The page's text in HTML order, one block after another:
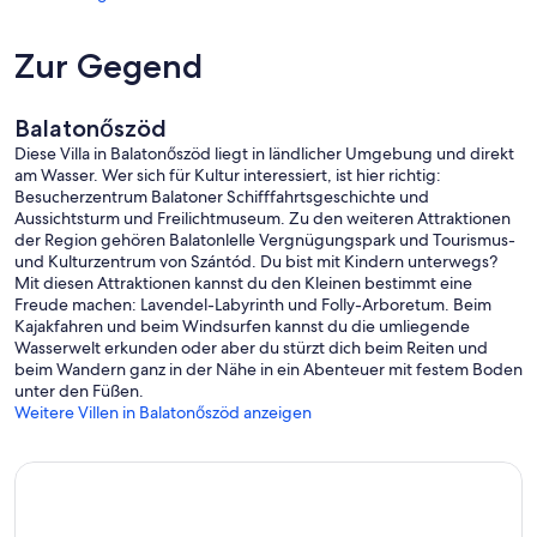
• 700 m2 privater Garten am See, mit Rasen bedeckt
• 20 Meter langer privater Anlegesteg, der auf einem 4x4m großen
Der Wasserstand ist 50 cm nahe am Ufer und wird allmählich tiefer.
• Außenterrasse mit elektrischer Markise
• Zweiter Esstisch für bis zu 10 Personen
• Elektrischer Grill und offener Kamin im Garten
• Tischtennis und Tischfußball
• Sandkasten für Kinder
• Fahrräder
• Kajak (3 Personen)
Da sich das Haus in einem Wohngebiet befindet, akzeptieren wir
keine Junggesellen- oder Junggesellinnenabschiede,
Junggesellenabschiede, ähnliche Veranstaltungen oder größere
Gruppen als die Kapazität des Hauses. Danke für Ihr Verständnis.
Lebensmittelgeschäfte finden, frisches Gemüse jeden Tag auf dem
Zur Gegend
Balatonőszöd
Diese Villa in Balatonőszöd liegt in ländlicher Umgebung und direkt
am Wasser. Wer sich für Kultur interessiert, ist hier richtig:
Besucherzentrum Balatoner Schifffahrtsgeschichte und
Aussichtsturm und Freilichtmuseum. Zu den weiteren Attraktionen
der Region gehören Balatonlelle Vergnügungspark und Tourismus-
und Kulturzentrum von Szántód. Du bist mit Kindern unterwegs?
Mit diesen Attraktionen kannst du den Kleinen bestimmt eine
Freude machen: Lavendel-Labyrinth und Folly-Arboretum. Beim
Kajakfahren und beim Windsurfen kannst du die umliegende
Wasserwelt erkunden oder aber du stürzt dich beim Reiten und
beim Wandern ganz in der Nähe in ein Abenteuer mit festem Boden
unter den Füßen.
Weitere Villen in Balatonőszöd anzeigen